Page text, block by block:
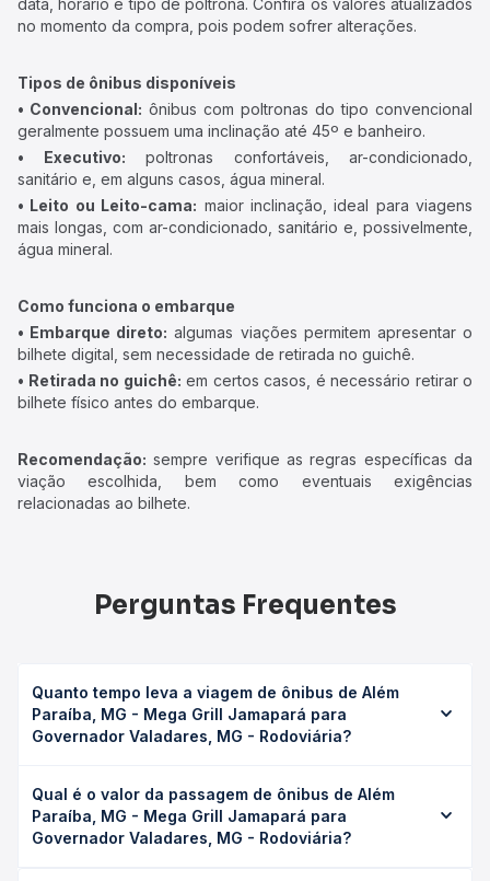
data, horário e tipo de poltrona. Confira os valores atualizados
no momento da compra, pois podem sofrer alterações.
Tipos de ônibus disponíveis
• Convencional: ônibus com poltronas do tipo convencional
geralmente possuem uma inclinação até 45º e banheiro.
• Executivo: poltronas confortáveis, ar-condicionado,
sanitário e, em alguns casos, água mineral.
• Leito ou Leito-cama: maior inclinação, ideal para viagens
mais longas, com ar-condicionado, sanitário e, possivelmente,
água mineral.
Como funciona o embarque
• Embarque direto: algumas viações permitem apresentar o
bilhete digital, sem necessidade de retirada no guichê.
• Retirada no guichê: em certos casos, é necessário retirar o
bilhete físico antes do embarque.
Recomendação: sempre verifique as regras específicas da
viação escolhida, bem como eventuais exigências
relacionadas ao bilhete.
Perguntas Frequentes
Quanto tempo leva a viagem de ônibus de Além
Paraíba, MG - Mega Grill Jamapará para
Governador Valadares, MG - Rodoviária?
Jamapará para Governador Valadares, MG - Rodoviária
leva em média 7h 52min, podendo variar conforme a
viação, o tipo de serviço (convencional, executivo ou
Qual é o valor da passagem de ônibus de Além
Paraíba, MG - Mega Grill Jamapará para
Governador Valadares, MG - Rodoviária?